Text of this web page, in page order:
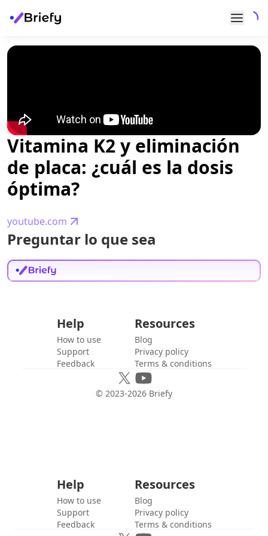
Vitamina K2 y eliminación
de placa: ¿cuál es la dosis
óptima?
youtube.com
Preguntar lo que sea
Help
How to use
Support
Feedback
Resources
Blog
Privacy policy
Terms & conditions
© 2023-2026 Briefy
Help
How to use
Support
Feedback
Resources
Blog
Privacy policy
Terms & conditions